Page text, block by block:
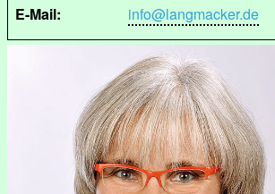
E-Mail:
info@langmacker.de